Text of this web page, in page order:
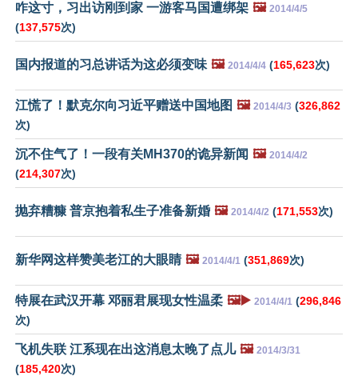
咋这寸，习出访刚到家 一游客马国遭绑架 🖼️ 2014/4/5
(137,575次)
国内报道的习总讲话为这必须变味 🖼️ 2014/4/4 (165,623次)
江慌了！默克尔向习近平赠送中国地图 🖼️ 2014/4/3 (326,862
次)
沉不住气了！一段有关MH370的诡异新闻 🖼️ 2014/4/2
(214,307次)
抛弃糟糠 普京抱着私生子准备新婚 🖼️ 2014/4/2 (171,553次)
新华网这样赞美老江的大眼睛 🖼️ 2014/4/1 (351,869次)
特展在武汉开幕 邓丽君展现女性温柔 🖼️▶️ 2014/4/1 (296,846
次)
飞机失联 江系现在出这消息太晚了点儿 🖼️ 2014/3/31
(185,420次)